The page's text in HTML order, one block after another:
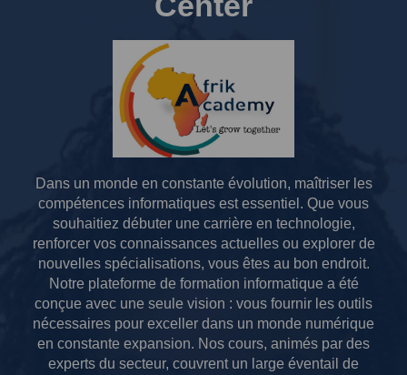
Dans un monde en constante évolution, maîtriser les
compétences informatiques est essentiel. Que vous
souhaitiez débuter une carrière en technologie,
renforcer vos connaissances actuelles ou explorer de
nouvelles spécialisations, vous êtes au bon endroit.
Notre plateforme de formation informatique a été
conçue avec une seule vision : vous fournir les outils
nécessaires pour exceller dans un monde numérique
en constante expansion. Nos cours, animés par des
experts du secteur, couvrent un large éventail de